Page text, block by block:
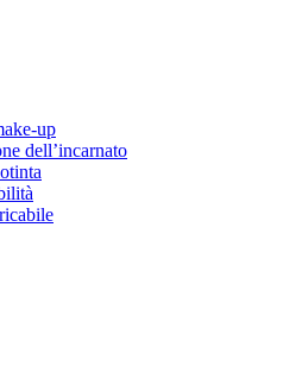
up
dell’incarnato